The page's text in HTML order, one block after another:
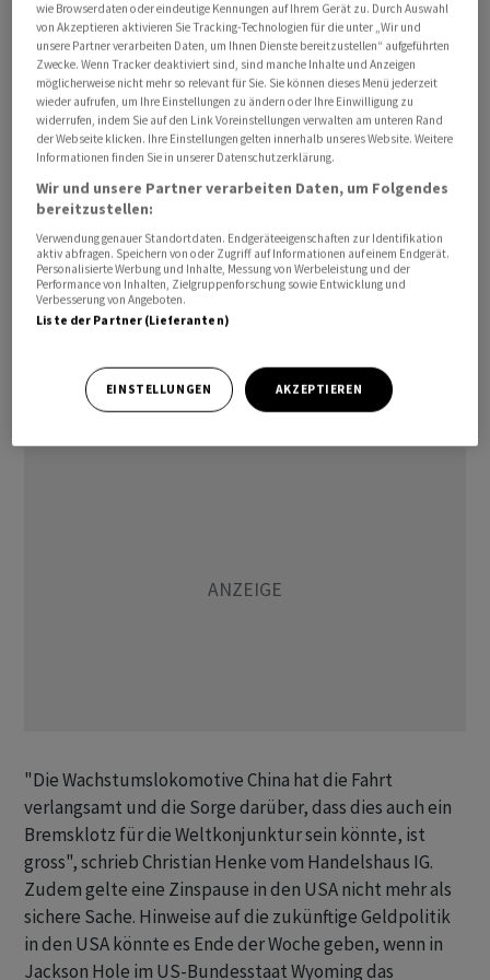
Befürchtungen über weitere Leitzinsanhebungen
verstärkt. Technologiewerte gelten als besonders
empfindlich, was steigende Zinsen betrifft. Auf die
Stimmung an den Börsen weltweit drücken zudem
auch schwache Wirtschaftsdaten aus China, der weltweit
zweitgrössten Volkswirtschaft.
Der Dow gab im frühen Handel zuletzt um 0,09 Prozent
auf 34 470,98 Punkte nach. Für den marktbreiten S&P
500 ging es um 0,45 Prozent auf 4389,31 Zähler nach
oben. Der überwiegend mit Technologiewerten
bestückte Nasdaq 100 gewann 1,22 Prozent auf 14
Prozent eingebüsst, während es für den Dow nur um
drei Prozent abwärts gegangen war.
"Die Wachstumslokomotive China hat die Fahrt
verlangsamt und die Sorge darüber, dass dies auch ein
Bremsklotz für die Weltkonjunktur sein könnte, ist
gross", schrieb Christian Henke vom Handelshaus IG.
Zudem gelte eine Zinspause in den USA nicht mehr als
sichere Sache. Hinweise auf die zukünftige Geldpolitik
in den USA könnte es Ende der Woche geben, wenn in
Jackson Hole im US-Bundesstaat Wyoming das
wie Browserdaten oder eindeutige Kennungen auf Ihrem Gerät zu. Durch Auswahl
von Akzeptieren aktivieren Sie Tracking-Technologien für die unter „Wir und
unsere Partner verarbeiten Daten, um Ihnen Dienste bereitzustellen“ aufgeführten
Zwecke. Wenn Tracker deaktiviert sind, sind manche Inhalte und Anzeigen
möglicherweise nicht mehr so relevant für Sie. Sie können dieses Menü jederzeit
wieder aufrufen, um Ihre Einstellungen zu ändern oder Ihre Einwilligung zu
widerrufen, indem Sie auf den Link Voreinstellungen verwalten am unteren Rand
der Webseite klicken. Ihre Einstellungen gelten innerhalb unseres Website. Weitere
Informationen finden Sie in unserer Datenschutzerklärung.
Wir und unsere Partner verarbeiten Daten, um Folgendes
bereitzustellen:
Verwendung genauer Standortdaten. Endgeräteeigenschaften zur Identifikation
aktiv abfragen. Speichern von oder Zugriff auf Informationen auf einem Endgerät.
Personalisierte Werbung und Inhalte, Messung von Werbeleistung und der
Performance von Inhalten, Zielgruppenforschung sowie Entwicklung und
Verbesserung von Angeboten.
Liste der Partner (Lieferanten)
EINSTELLUNGEN AKZEPTIEREN